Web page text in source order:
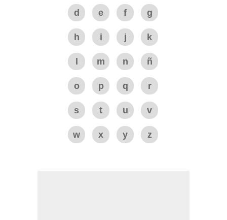
d e f g
h i j k
m n ñ
o p q r
s t u v
w x y z